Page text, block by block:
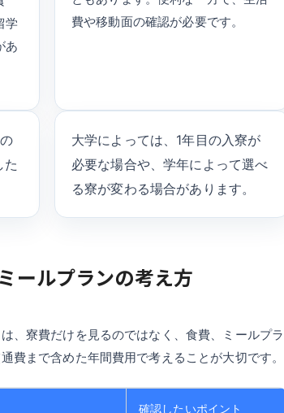
学
あ
費や移動面の確認が必要です。
た
大学によっては、1年目の入寮が
必要な場合や、学年によって選べ
る寮が変わる場合があります。
ールプランの考え方
、寮費だけを見るのではなく、食費、ミールプラ
費まで含めた年間費用で考えることが大切です。
確認したいポイント